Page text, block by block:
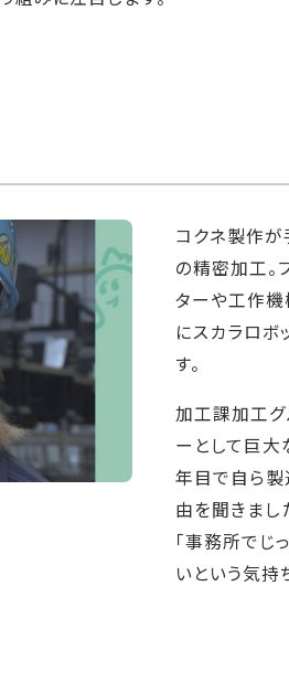
コクネ製作が
の精密加工。
ターや工作機
にスカラロボ
す。
加工課加工グ
ーとして巨大
年目で自ら製
由を聞きまし
「事務所でじ
いという気持